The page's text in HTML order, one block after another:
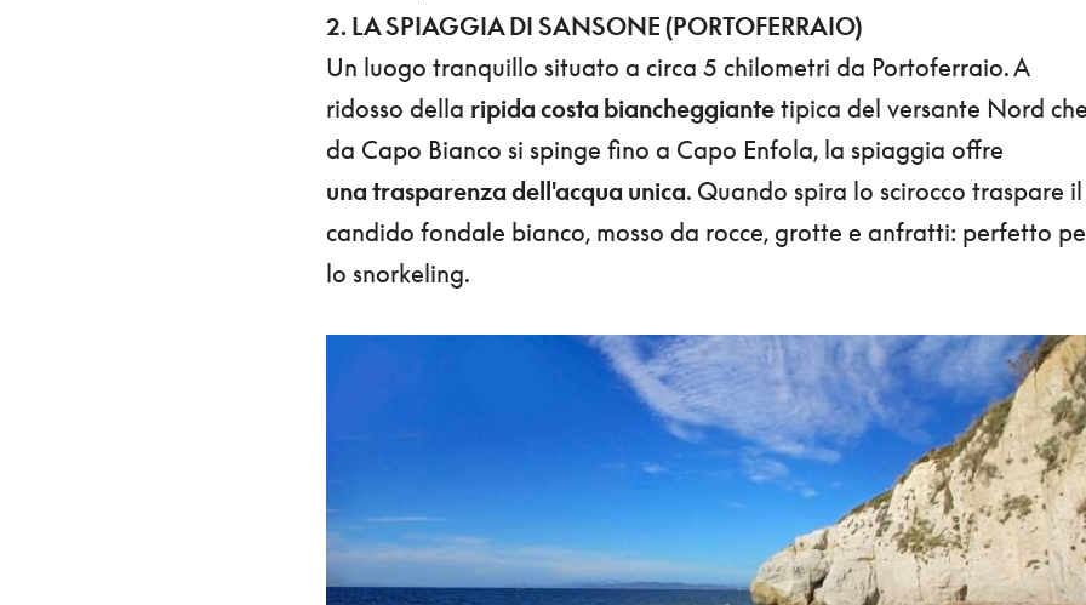
2. LA SPIAGGIA DI SANSONE (PORTOFERRAIO)
Un luogo tranquillo situato a circa 5 chilometri da Portoferraio. A
ridosso della ripida costa biancheggiantetipica del versante Nord
da Capo Bianco si spinge fino a Capo Enfola, la spiaggia offre
una trasparenza dell'acqua unica. Quando spira lo scirocco traspare il
candido fondale bianco, mosso da rocce, grotte e anfratti: perfetto
lo snorkeling.